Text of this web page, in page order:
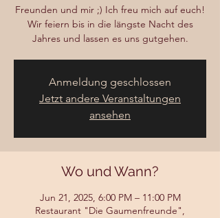
Freunden und mir ;) Ich freu mich auf euch!
Wir feiern bis in die längste Nacht des
Jahres und lassen es uns gutgehen.
Anmeldung geschlossen
Jetzt andere Veranstaltungen
ansehen
Wo und Wann?
Jun 21, 2025, 6:00 PM – 11:00 PM
Restaurant "Die Gaumenfreunde",